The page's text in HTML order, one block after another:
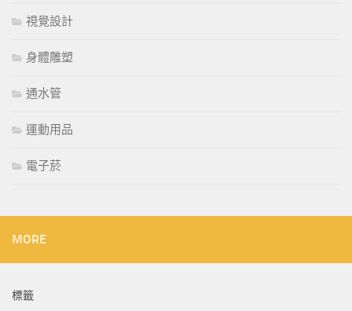
視覺設計
身體雕塑
通水管
運動用品
電子菸
MORE
標籤